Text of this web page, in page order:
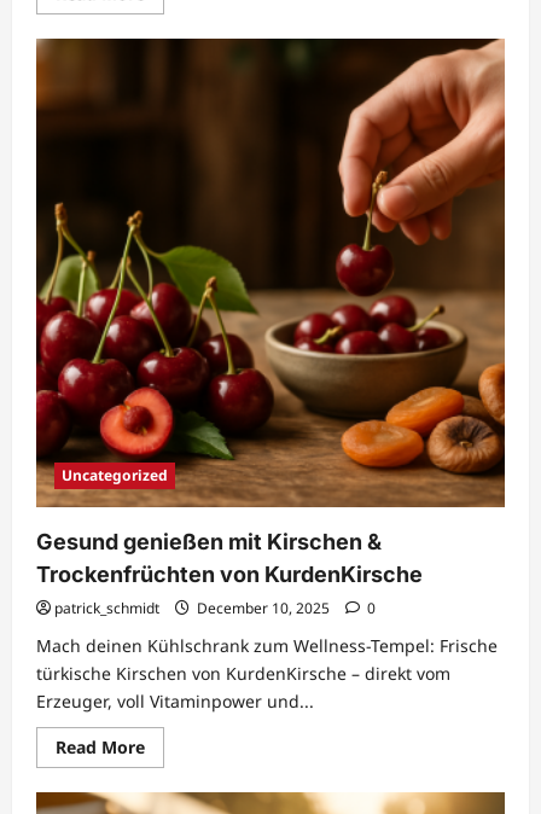
more
Kirschen
Uncategorized
Gesund genießen mit Kirschen &
Trockenfrüchten von KurdenKirsche
patrick_schmidt December 10, 2025 0
Mach deinen Kühlschrank zum Wellness-Tempel: Frische
türkische Kirschen von KurdenKirsche – direkt vom
Erzeuger, voll Vitaminpower und...
Read MoreRead
more
Gesund